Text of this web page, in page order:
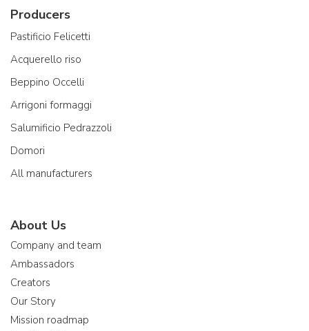
Producers
Pastificio Felicetti
Acquerello riso
Beppino Occelli
Arrigoni formaggi
Salumificio Pedrazzoli
Domori
All manufacturers
About Us
Company and team
Ambassadors
Creators
Our Story
Mission roadmap